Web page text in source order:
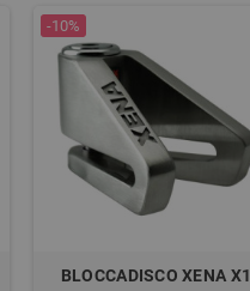
-10%
BLOCCADISCO XENA X1